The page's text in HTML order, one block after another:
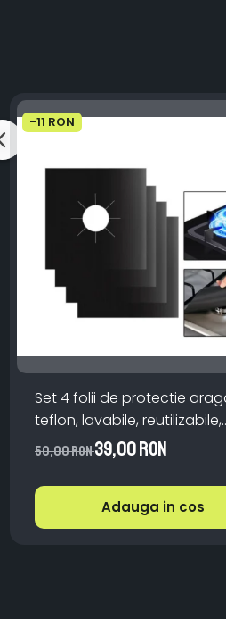
-11 RON
Set 4 folii de protectie
teflon, lavabile, reutilizabile,
Negru/Gri
50,00 RON39,00 RON
Adauga in cos